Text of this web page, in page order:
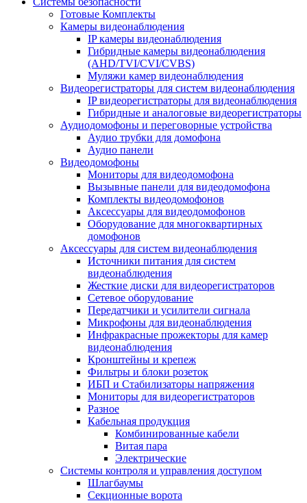
Готовые Комплекты
Камеры видеонаблюдения
IP камеры видеонаблюдения
Гибридные камеры видеонаблюдения
(AHD/TVI/CVI/CVBS)
Муляжи камер видеонаблюдения
Видеорегистраторы для систем видеонаблюдения
IP видеорегистраторы для видеонаблюдения
Гибридные и аналоговые видеорегистраторы
Аудиодомофоны и переговорные устройства
Аудио трубки для домофона
Аудио панели
Видеодомофоны
Мониторы для видеодомофона
Вызывные панели для видеодомофона
Комплекты видеодомофонов
Аксессуары для видеодомофонов
Оборудование для многоквартирных
домофонов
Аксессуары для систем видеонаблюдения
Источники питания для систем
видеонаблюдения
Жесткие диски для видеорегистраторов
Сетевое оборудование
Передатчики и усилители сигнала
Микрофоны для видеонаблюдения
Инфракрасные прожекторы для камер
видеонаблюдения
Кронштейны и крепеж
Фильтры и блоки розеток
ИБП и Стабилизаторы напряжения
Мониторы для видеорегистраторов
Разное
Кабельная продукция
Комбинированные кабели
Витая пара
Электрические
Системы контроля и управления доступом
Шлагбаумы
Секционные ворота